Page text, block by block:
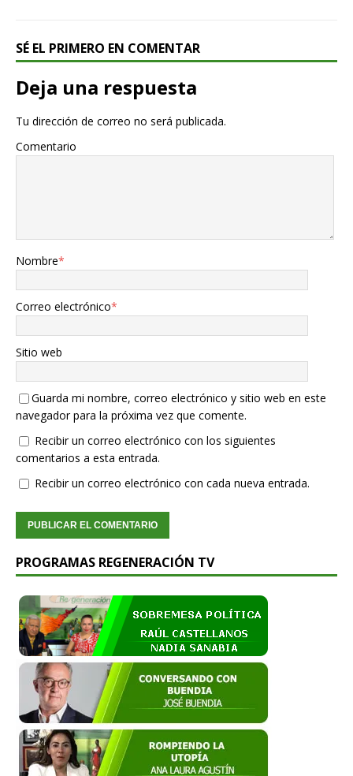
SÉ EL PRIMERO EN COMENTAR
Deja una respuesta
Tu dirección de correo no será publicada.
Comentario
Nombre*
Correo electrónico*
Sitio web
Guarda mi nombre, correo electrónico y sitio web en este
navegador para la próxima vez que comente.
Recibir un correo electrónico con los siguientes
comentarios a esta entrada.
Recibir un correo electrónico con cada nueva entrada.
PROGRAMAS REGENERACIÓN TV